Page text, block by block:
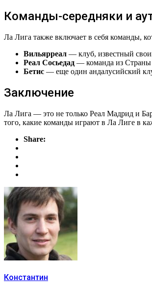
Команды-середняки и
Ла Лига также включает в себя команды,
Вильярреал — клуб, известный
Реал Сосьедад — команда из Страны
Бетис — еще один андалусийский
Заключение
Ла Лига — это не только Реал Мадрид и
того, какие команды играют в Ла Лиге в
Share:
Константин